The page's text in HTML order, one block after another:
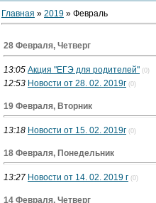
Главная » 2019 » Февраль
28 Февраля, Четверг
13:05 Акция "ЕГЭ для родителей" (0)
12:53 Новости от 28. 02. 2019г (0)
19 Февраля, Вторник
13:18 Новости от 15. 02. 2019г (0)
18 Февраля, Понедельник
13:27 Новости от 14. 02. 2019 г (0)
14 Февраля, Четверг